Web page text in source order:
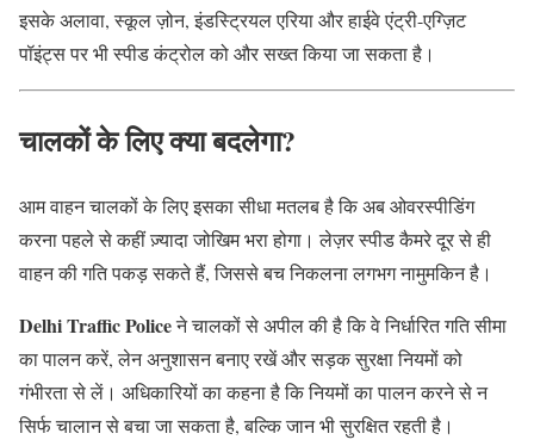
इसके अलावा, स्कूल ज़ोन, इंडस्ट्रियल एरिया और हाईवे एंट्री-एग्ज़िट
पॉइंट्स पर भी स्पीड कंट्रोल को और सख्त किया जा सकता है।
चालकों के लिए क्या बदलेगा?
आम वाहन चालकों के लिए इसका सीधा मतलब है कि अब ओवरस्पीडिंग
करना पहले से कहीं ज़्यादा जोखिम भरा होगा। लेज़र स्पीड कैमरे दूर से ही
वाहन की गति पकड़ सकते हैं, जिससे बच निकलना लगभग नामुमकिन है।
Delhi Traffic Policeने चालकों से अपील की है कि वे निर्धारित गति सीमा
का पालन करें, लेन अनुशासन बनाए रखें और सड़क सुरक्षा नियमों को
गंभीरता से लें। अधिकारियों का कहना है कि नियमों का पालन करने से न
सिर्फ चालान से बचा जा सकता है, बल्कि जान भी सुरक्षित रहती है।